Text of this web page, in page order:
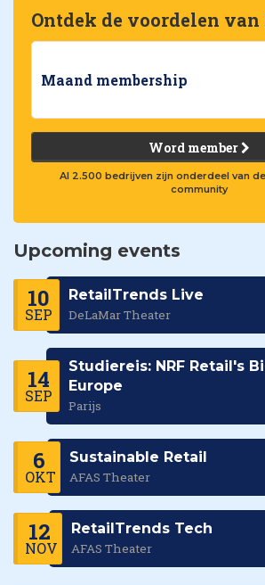
Ontdek de voordelen
Maand membership
Word member
Al 2.500 bedrijven zijn onderdeel van
community
Upcoming events
10
SEP
RetailTrends Live
DeLaMar Theater
14
SEP
Studiereis: NRF Retail's
Europe
Parijs
6
OKT
Sustainable Retail
AFAS Theater
12
NOV
RetailTrends Tech
AFAS Theater